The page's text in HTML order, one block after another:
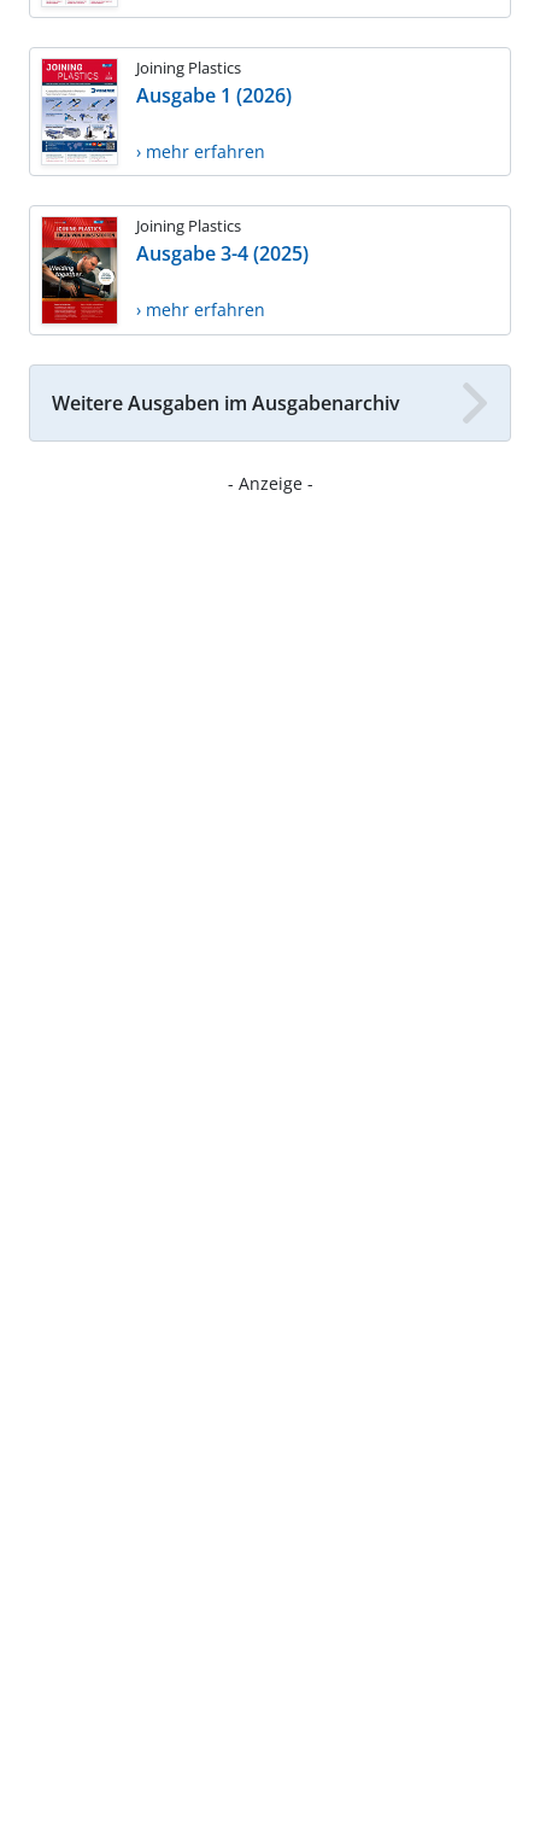
Joining Plastics
Ausgabe 1 (2026)
› mehr erfahren
Joining Plastics
Ausgabe 3-4 (2025)
› mehr erfahren
Weitere Ausgaben im Ausgabenarchiv
- Anzeige -